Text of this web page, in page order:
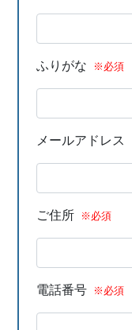
ふりがな ※必須
メールアドレス
ご住所 ※必須
電話番号 ※必須